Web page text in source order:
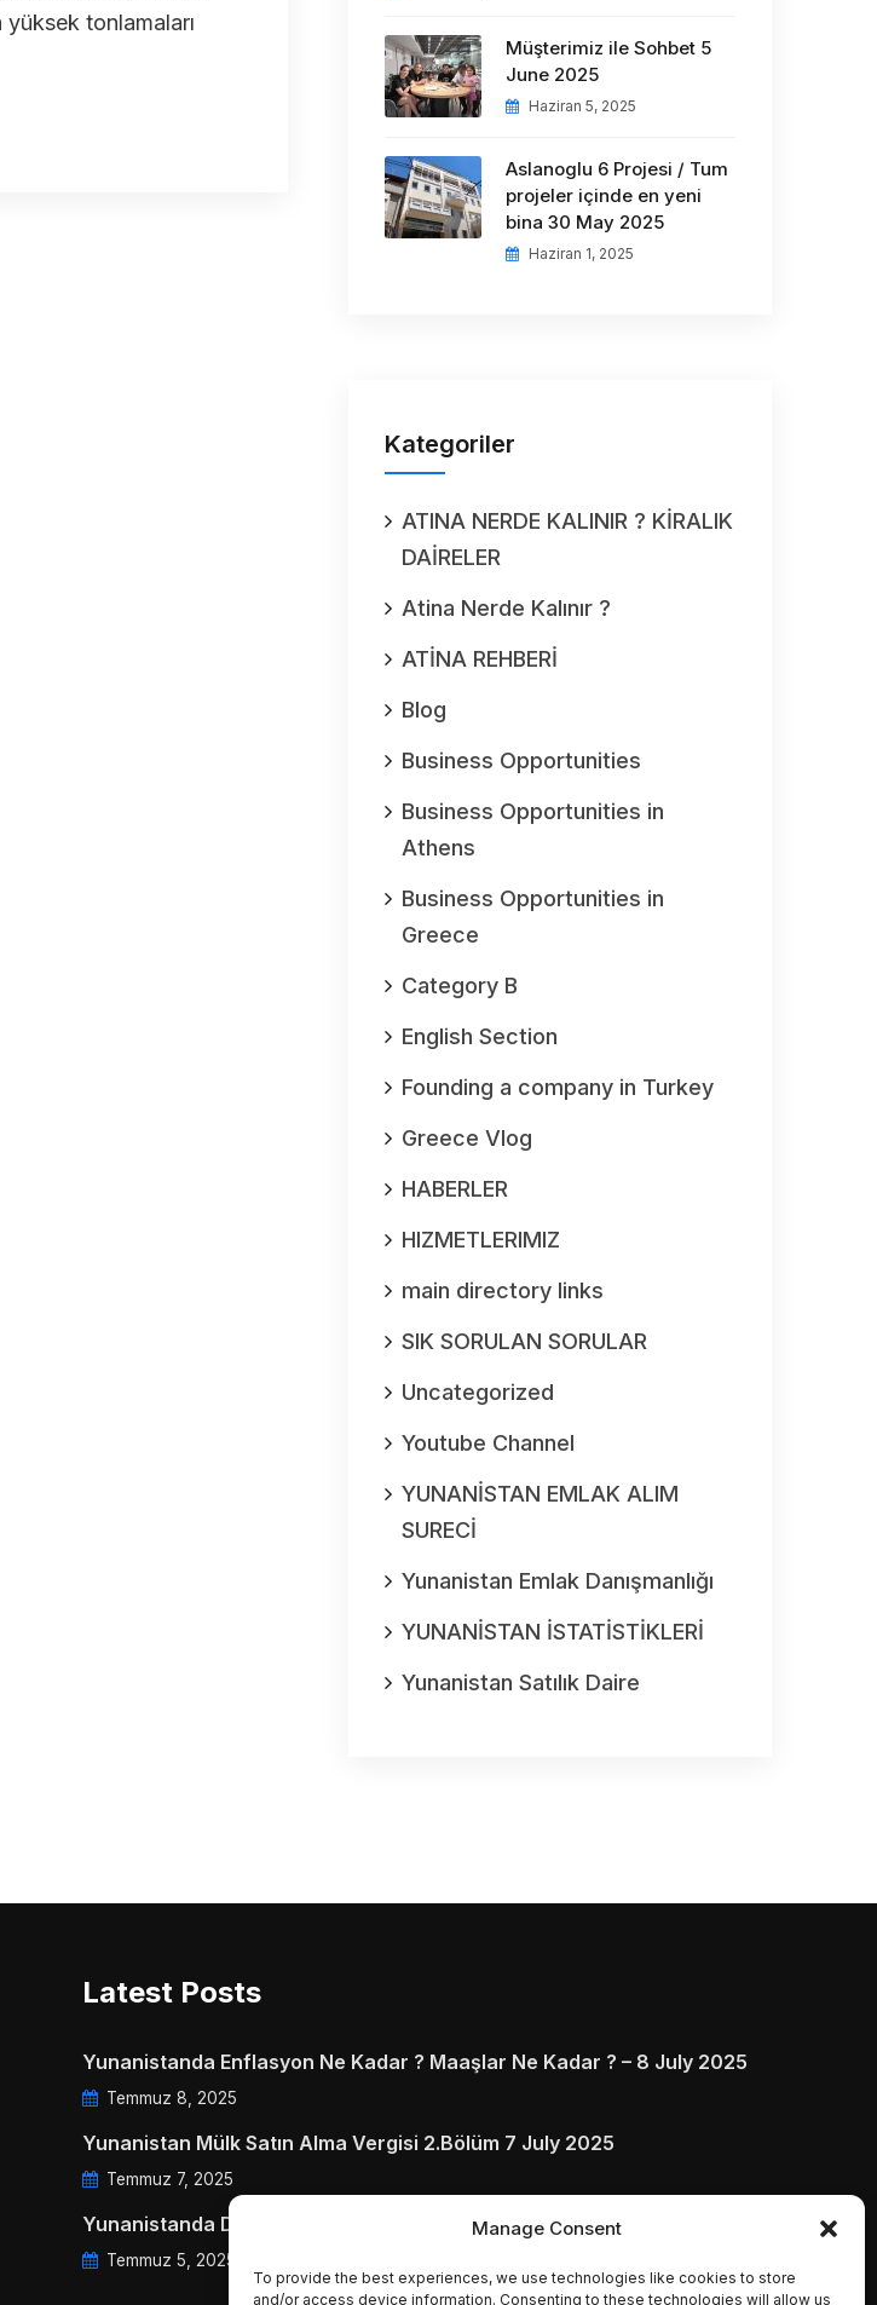
Manage Consent
To provide the best experiences, we use technologies like cookies to store
and/or access device information. Consenting to these technologies will allow us
tonlamaları
Müşterimiz ile Sohbet 5
June 2025
Haziran 5, 2025
Aslanoglu 6 Projesi / Tum
projeler içinde en yeni
bina 30 May 2025
Haziran 1, 2025
Kategoriler
ATINA NERDE KALINIR ? KİRALIK
DAİRELER
Atina Nerde Kalınır ?
ATİNA REHBERİ
Blog
Business Opportunities
Business Opportunities in
Athens
Business Opportunities in
Greece
Category B
English Section
Founding a company in Turkey
Greece Vlog
HABERLER
HIZMETLERIMIZ
main directory links
SIK SORULAN SORULAR
Uncategorized
Youtube Channel
YUNANİSTAN EMLAK ALIM
SURECİ
Yunanistan Emlak Danışmanlığı
YUNANİSTAN İSTATİSTİKLERİ
Yunanistan Satılık Daire
Latest Posts
Yunanistanda Enflasyon Ne Kadar ? Maaşlar Ne Kadar ? – 8 July 2025
Temmuz 8, 2025
Yunanistan Mülk Satın Alma Vergisi 2.Bölüm 7 July 2025
Temmuz 7, 2025
Yunanistanda Daire Aidatları ve Ödenmezse Ne Olur 5 July 2025
Temmuz 5, 2025